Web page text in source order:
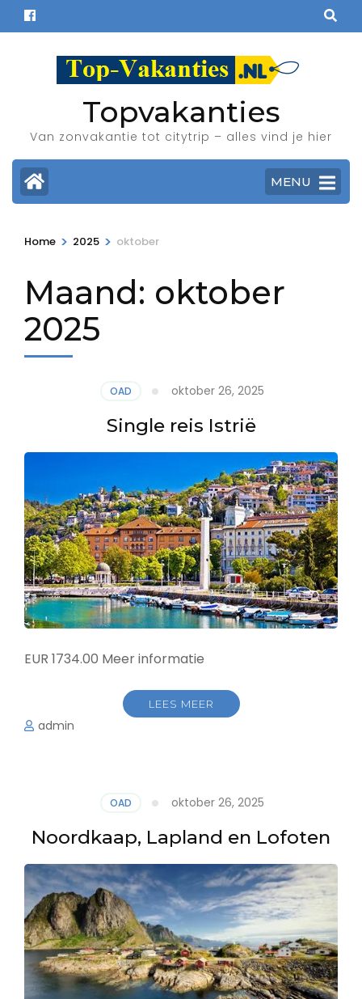
naar
Topvakanties
Van zonvakantie tot citytrip – alles vind je hier
MENU
Home > 2025 > oktober
Maand: oktober
2025
OAD oktober 26, 2025
Single reis Istrië
EUR 1734.00 Meer informatie
LEES MEER
admin
OAD oktober 26, 2025
Noordkaap, Lapland en Lofoten